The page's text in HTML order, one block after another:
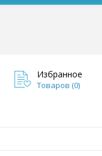
Избранное
Товаров (0)